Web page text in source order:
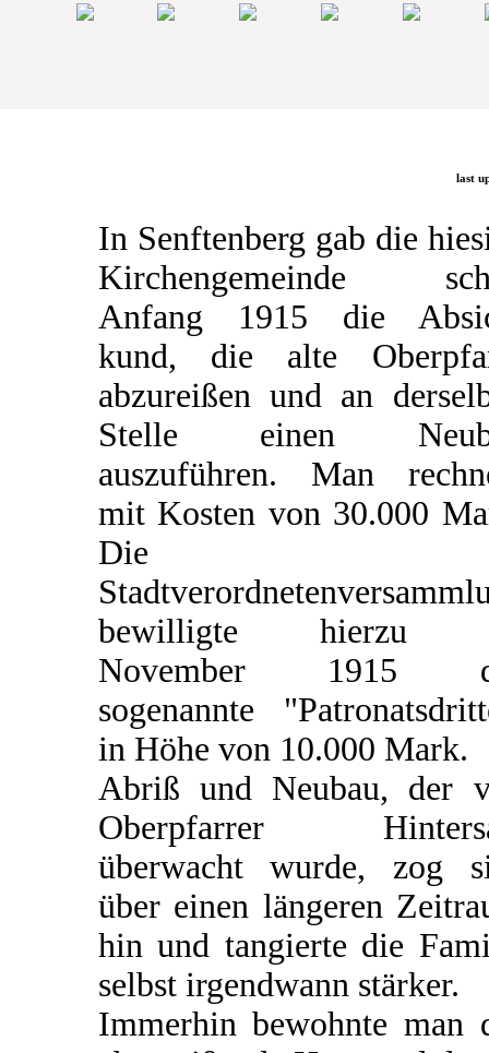
last
In Senftenberg gab die
Kirchengemeinde
Anfang 1915 die
kund, die alte
abzureißen und an
Stelle einen
auszuführen. Man
mit Kosten von 30.000
Die
bewilligte hierzu
November 1915
sogenannte
in Höhe von 10.000 Mark.
Abriß und Neubau, der
Oberpfarrer
überwacht wurde, zog
über einen längeren
hin und tangierte die
selbst irgendwann stärker.
Immerhin bewohnte man